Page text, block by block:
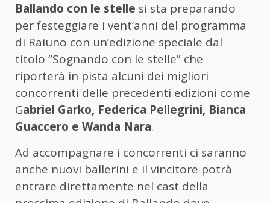
Ballando con le stelle si sta preparando
per festeggiare i vent’anni del programma
di Raiuno con un’edizione speciale dal
titolo “Sognando con le stelle” che
riporterà in pista alcuni dei migliori
concorrenti delle precedenti edizioni come
Gabriel Garko, Federica Pellegrini, Bianca
Guaccero e Wanda Nara.
Ad accompagnare i concorrenti ci saranno
anche nuovi ballerini e il vincitore potrà
entrare direttamente nel cast della